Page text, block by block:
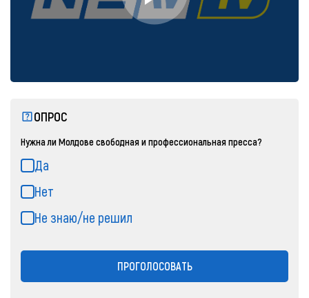
ОПРОС
Нужна ли Молдове свободная и профессиональная пресса?
Да
Нет
Не знаю/не решил
ПРОГОЛОСОВАТЬ